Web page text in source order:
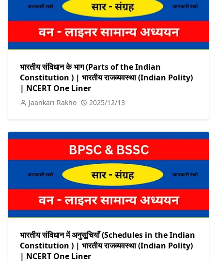
भारतीय संविधान के भाग (Parts of the Indian
Constitution ) | भारतीय राजव्यवस्था (Indian Polity)
| NCERT One Liner
Jaankari Rakho 2025/12/13
भारतीय संविधान में अनुसूचियाँ (Schedules in the Indian
Constitution ) | भारतीय राजव्यवस्था (Indian Polity)
| NCERT One Liner